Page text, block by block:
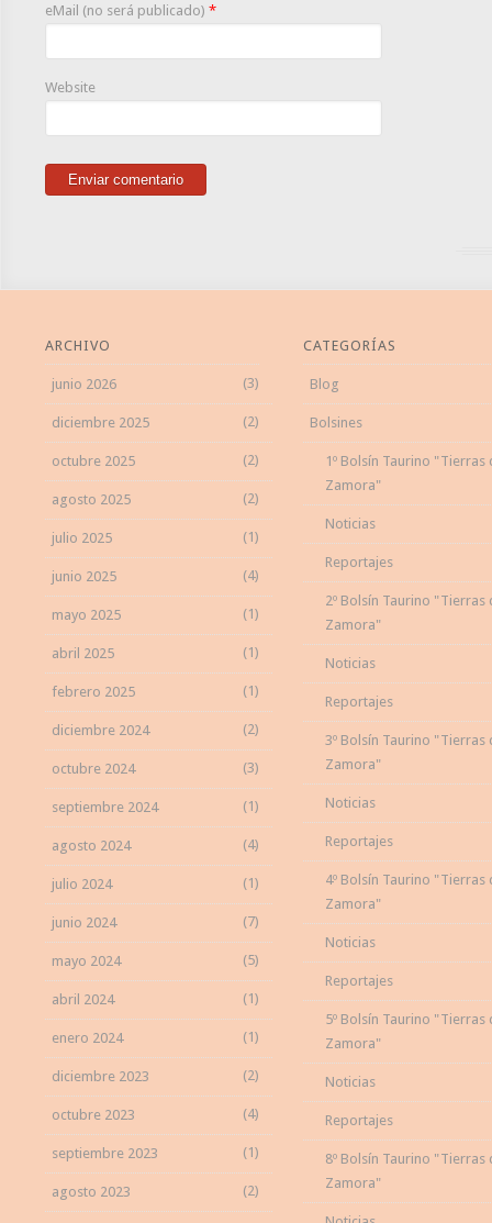
eMail (no será publicado) *
Website
ARCHIVO
junio 2026 (3)
diciembre 2025 (2)
octubre 2025 (2)
agosto 2025 (2)
julio 2025 (1)
junio 2025 (4)
mayo 2025 (1)
abril 2025 (1)
febrero 2025 (1)
diciembre 2024 (2)
octubre 2024 (3)
septiembre 2024 (1)
agosto 2024 (4)
julio 2024 (1)
junio 2024 (7)
mayo 2024 (5)
abril 2024 (1)
enero 2024 (1)
diciembre 2023 (2)
octubre 2023 (4)
septiembre 2023 (1)
agosto 2023 (2)
CATEGORÍAS
Blog
Bolsines
1º Bolsín Taurino "Tierras
Zamora"
Noticias
Reportajes
2º Bolsín Taurino "Tierras
Zamora"
Noticias
Reportajes
3º Bolsín Taurino "Tierras
Zamora"
Noticias
Reportajes
4º Bolsín Taurino "Tierras
Zamora"
Noticias
Reportajes
5º Bolsín Taurino "Tierras
Zamora"
Noticias
Reportajes
8º Bolsín Taurino "Tierras
Zamora"